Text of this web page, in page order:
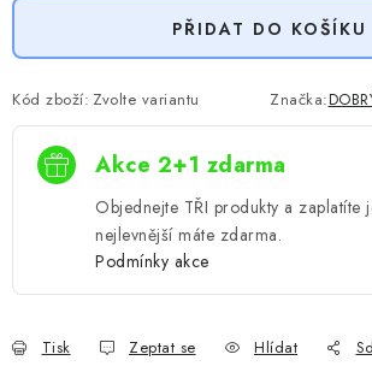
PŘIDAT DO KOŠÍKU
Kód zboží: Zvolte variantu Značka:
Akce 2+1 zdarma
Objednejte TŘI produkty a zaplatíte
nejlevnější máte zdarma.
Podmínky akce
Tisk Zeptat se Hlídat